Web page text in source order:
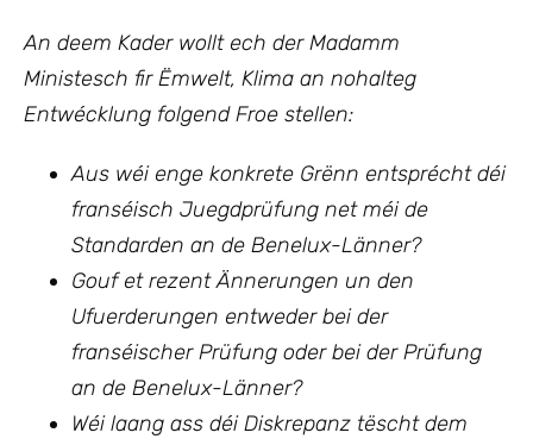
An deem Kader wollt ech der Madamm
Ministesch fir Ëmwelt, Klima an nohalteg
Entwécklung folgend Froe stellen:
Aus wéi enge konkrete Grënn entsprécht déi
franséisch Juegdprüfung net méi de
Standarden an de Benelux-Länner?
Gouf et rezent Ännerungen un den
Ufuerderungen entweder bei der
franséischer Prüfung oder bei der Prüfung
an de Benelux-Länner?
Wéi laang ass déi Diskrepanz tëscht dem